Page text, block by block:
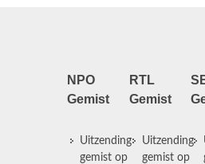
NPO
Gemist
Uitzending
gemist op
RTL
Gemist
Uitzending
gemist op